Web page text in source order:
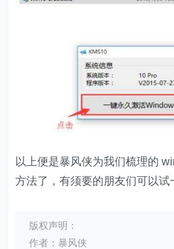
以上便是暴风侠为我们梳理的
方法了，有须要的朋友们可以试
版权声明：
作者：暴风侠